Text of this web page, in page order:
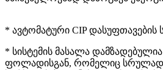
* ავტომატური CIP დასუფთავების
* სისტემის მასალა დამზადებულია
ფოლადისგან, რომელიც სრულად